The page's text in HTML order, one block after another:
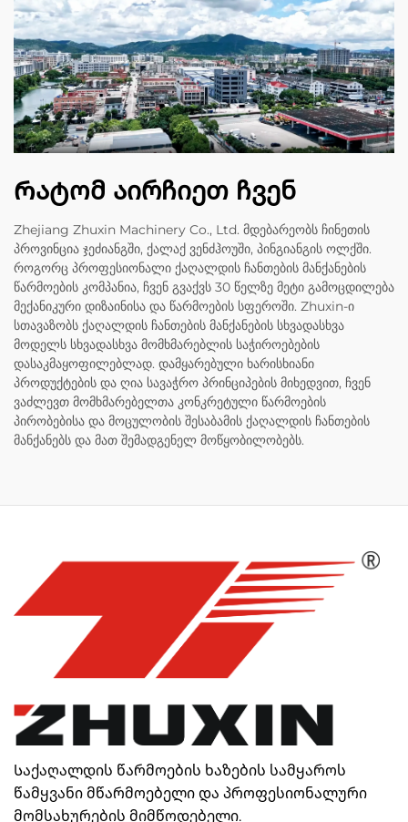
Რატომ აირჩიეთ ჩვენ
Zhejiang Zhuxin Machinery Co., Ltd. მდებარეობს ჩინეთის
პროვინცია ჯეძიანგში, ქალაქ ვენძჰოუში, პინგიანგის ოლქში.
როგორც პროფესიონალი ქაღალდის ჩანთების მანქანების
წარმოების კომპანია, ჩვენ გვაქვს 30 წელზე მეტი გამოცდილება
მექანიკური დიზაინისა და წარმოების სფეროში. Zhuxin-ი
სთავაზობს ქაღალდის ჩანთების მანქანების სხვადასხვა
მოდელს სხვადასხვა მომხმარებლის საჭიროებების
დასაკმაყოფილებლად. დამყარებული ხარისხიანი
პროდუქტების და ღია სავაჭრო პრინციპების მიხედვით, ჩვენ
ვაძლევთ მომხმარებელთა კონკრეტული წარმოების
პირობებისა და მოცულობის შესაბამის ქაღალდის ჩანთების
მანქანებს და მათ შემადგენელ მოწყობილობებს.
Საქაღალდის წარმოების ხაზების სამყაროს
წამყვანი მწარმოებელი და პროფესიონალური
მომსახურების მიმწოდებელი.